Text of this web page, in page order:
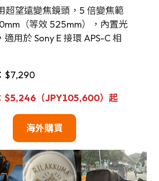
超望遠變焦鏡頭，5 倍變焦範
（等效 525mm），內置光
用於 Sony E 接環 APS-C 相
$7,290
$5,246（JPY105,600）起
海外購買